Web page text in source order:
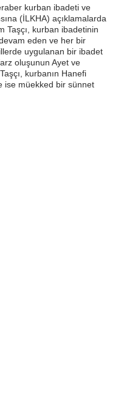
kurban ibadeti ve
(İLKHA) açıklamalarda
Taşçı, kurban ibadetinin
eden ve her bir
uygulanan bir ibadet
oluşunun Ayet ve
kurbanın Hanefi
ise müekked bir sünnet